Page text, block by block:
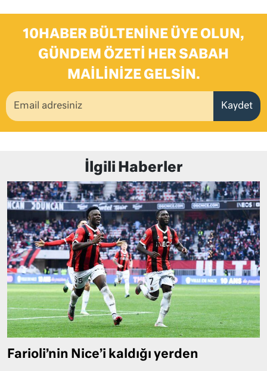
10HABER BÜLTENINE ÜYE OLUN,
GÜNDEM ÖZETI HER SABAH
MAILINIZE GELSIN.
Kaydet
İlgili Haberler
Farioli’nin Nice’i kaldığı yerden